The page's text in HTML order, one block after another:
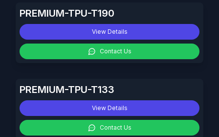
PREMIUM-TPU-T190
View Details
Contact Us
PREMIUM-TPU-T133
View Details
Contact Us